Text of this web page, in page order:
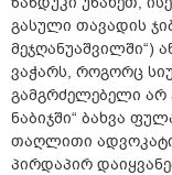
გასული თავადის
მეჯღანუაშვილში“)
ვაჭარს, როგორც
გამგრძელებელი არ
ნაბიჯში“ ბახვა
თაღლითი
პირდაპირ